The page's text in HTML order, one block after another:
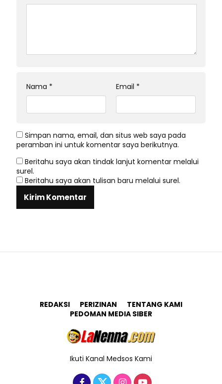
Nama * Email *
Simpan nama, email, dan situs web saya pada
peramban ini untuk komentar saya berikutnya.
Beritahu saya akan tindak lanjut komentar melalui
surel.
Beritahu saya akan tulisan baru melalui surel.
REDAKSI PERIZINAN
TENTANG KAMI
PEDOMAN MEDIA SIBER
Ikuti Kanal Medsos Kami